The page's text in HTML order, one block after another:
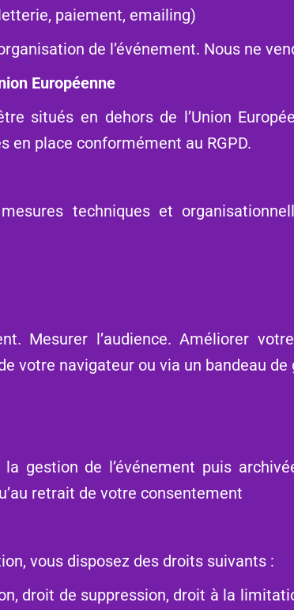
paiement, emailing)
de l’événement. Nous ne
Européenne
situés en dehors de l’Union
en place conformément au RGPD.
techniques et
Mesurer l’audience. Améliorer
votre navigateur ou via un bandeau de
gestion de l’événement puis
retrait de votre consentement
vous disposez des droits suivants :
droit de suppression, droit à la